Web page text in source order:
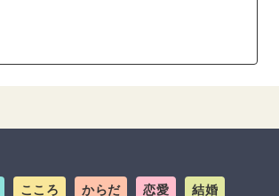
こころ からだ 恋愛 結婚